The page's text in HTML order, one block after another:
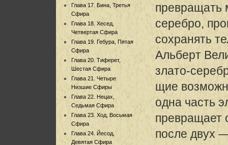
Глава 17. Бина, Третья
Сфира
Глава 18. Хесед,
Четвертая Сфира
Глава 19. Гебура, Пятая
Сфира
Глава 20. Тиферет,
Шестая Сфира
Глава 21. Четыре
Низшие Сфиры
Глава 22. Нецах,
Седьмая Сфира
Глава 23. Ход, Восьмая
Сфира
Глава 24. Йесод,
Девятая Сфира
превращать
серебро,
сохранять
Альберт
злато-
щие
одна часть
превращает
после двух